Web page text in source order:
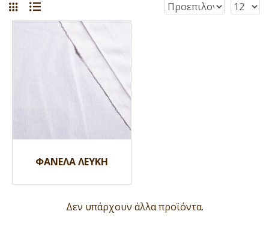
ΦΑΝΕΛΑ ΛΕΥΚΗ
Δεν υπάρχουν άλλα προϊόντα.